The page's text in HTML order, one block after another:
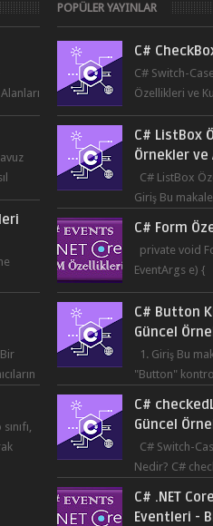
POPÜLER YAYINLAR
C#
C# Switch-
Özellikleri ve
kullanıcının
C# ListBox
Örnekler ve
C# ListBox
Giriş Bu
C# Form
private void
EventArgs e)
başlığı
C# Button
Güncel
1. Giriş Bu
"Button"
C#
Güncel
C# Switch-
Nedir? C#
ku...
C# .NET
Eventleri -